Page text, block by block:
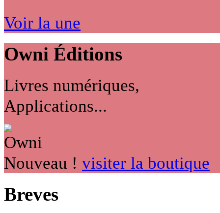
Voir la une
Owni Éditions
Livres numériques,
Applications...
Nouveau ! visiter la boutique
Breves